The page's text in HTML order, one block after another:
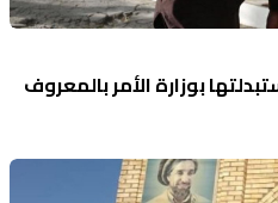
بوزارة الأمر بالمعروف